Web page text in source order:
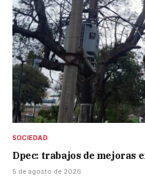
SOCIEDAD
Dpec: trabajos de mejoras
5 de agosto de 2026